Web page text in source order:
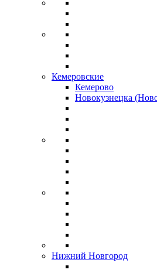
Кемеровские
Кемерово
Новокузнецка
Нижний Новгород